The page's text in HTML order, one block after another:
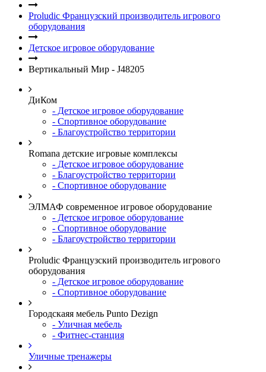
Proludic Французский производитель игрового
оборудования
Детское игровое оборудование
Вертикальный Мир - J48205
ДиКом
- Детское игровое оборудование
- Спортивное оборудование
- Благоустройство территории
Romana детские игровые комплексы
- Детское игровое оборудование
- Благоустройство территории
- Спортивное оборудование
ЭЛМАФ современное игровое оборудование
- Детское игровое оборудование
- Спортивное оборудование
- Благоустройство территории
Proludic Французский производитель игрового
оборудования
- Детское игровое оборудование
- Спортивное оборудование
Городскаяя мебель Punto Dezign
- Уличная мебель
- Фитнес-станция
Уличные тренажеры